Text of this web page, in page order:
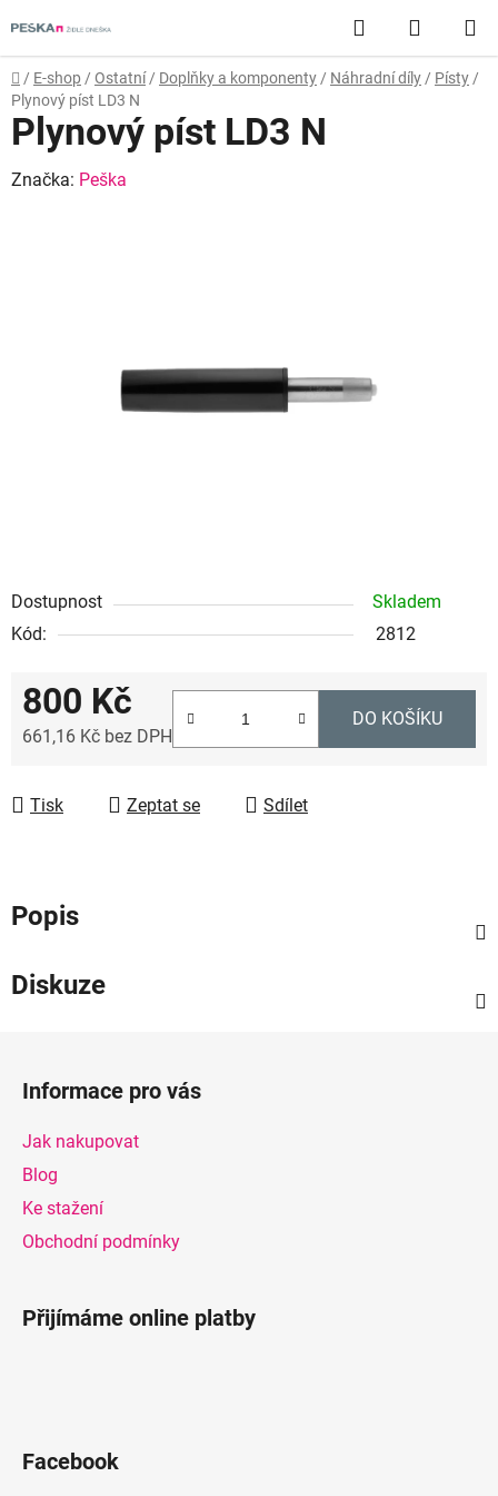
na
obsah
Hledat
KOŠÍK
Domů
/ E-shop / Ostatní / Doplňky a komponenty / Náhradní díly / Písty /
Plynový píst LD3 N
Dostupnost
Skladem
Kód:
2812
800 Kč
661,16 Kč bez DPH
DO KOŠÍKU
Tisk Zeptat se Sdílet
Plynový píst LD3 N
Značka: Peška
Popis
Diskuze
Informace pro vás
Jak nakupovat
Blog
Ke stažení
Obchodní podmínky
Přijímáme online platby
Facebook